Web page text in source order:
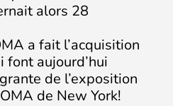
alors 28
a fait l’acquisition
aujourd’hui
de l’exposition
de New York!